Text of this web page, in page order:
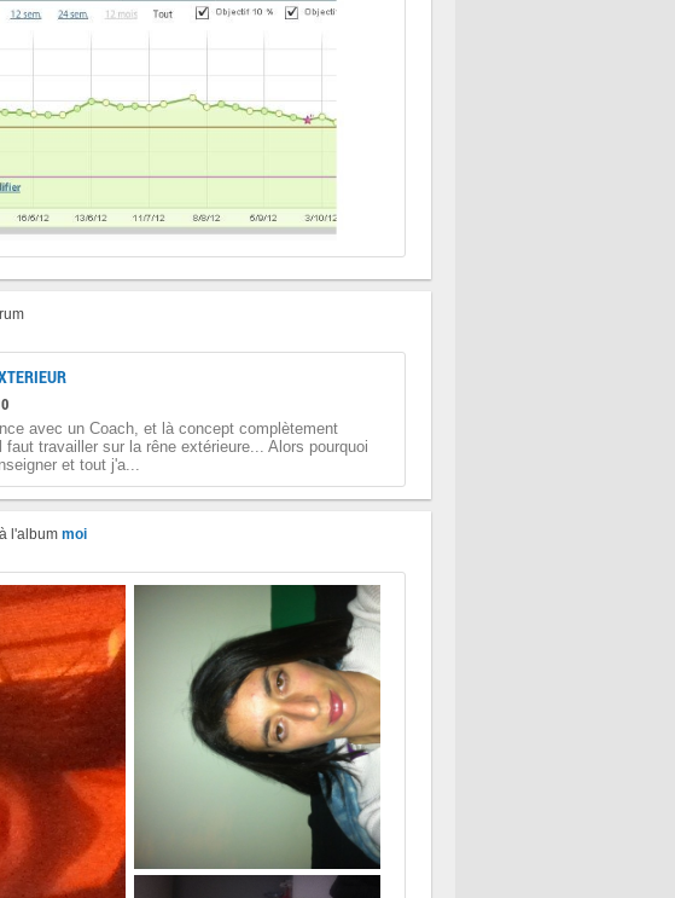
avec un Coach, et là concept complètement
travailler sur la rêne extérieure... Alors pourquoi
et tout j'a...
l'albummoi